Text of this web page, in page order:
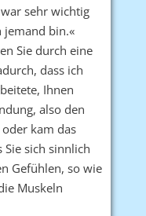
sehr wichtig
jemand bin.«
Sie durch eine
dass ich
Ihnen
also den
kam das
Sie sich sinnlich
Gefühlen, so wie
Muskeln